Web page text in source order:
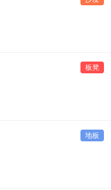
板凳
地板